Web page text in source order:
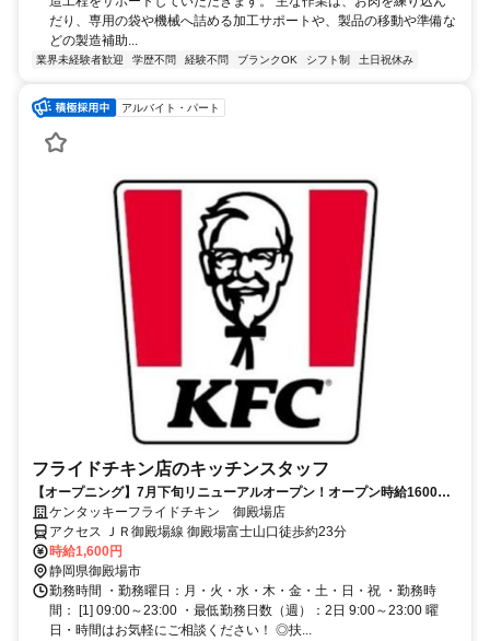
だり、専用の袋や機械へ詰める加工サポートや、製品の移動や準備な
どの製造補助...
業界未経験者歓迎 学歴不問 経験不問 ブランクOK シフト制 土日祝休み
アルバイト・パート
フライドチキン店のキッチンスタッフ
【オープニング】7月下旬リニューアルオープン！オープン時給1600円
★嬉しい食事補助あり
ケンタッキーフライドチキン 御殿場店
アクセス ＪＲ御殿場線 御殿場富士山口徒歩約23分
時給1,600円
静岡県御殿場市
勤務時間 ・勤務曜日：月・火・水・木・金・土・日・祝 ・勤務時
間： [1] 09:00～23:00 ・最低勤務日数（週）：2日 9:00～23:00 曜
日・時間はお気軽にご相談ください！ ◎扶...